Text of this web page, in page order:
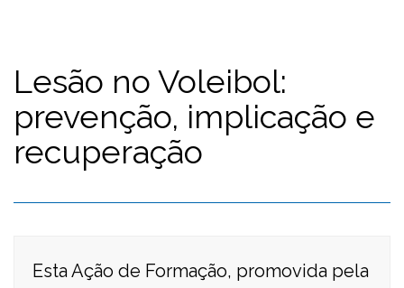
Lesão no Voleibol:
prevenção, implicação e
recuperação
Esta Ação de Formação, promovida pela